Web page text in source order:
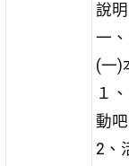
說
一
(一)
１
動
2、